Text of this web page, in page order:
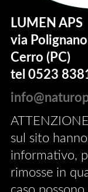
LUMEN APS
via
Cerro (PC)
tel 0523
sul sito
informativo,
rimosse in